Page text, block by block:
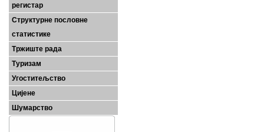
регистар
Структурне пословне
статистике
Тржиште рада
Туризам
Угоститељство
Цијене
Шумарство